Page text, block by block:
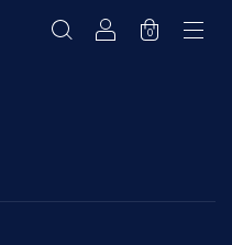
0